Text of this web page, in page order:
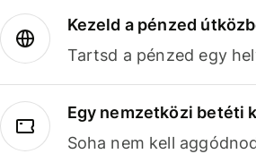
Kezeld a pénzed
Tartsd a pénzed egy
Egy nemzetközi betéti
Soha nem kell